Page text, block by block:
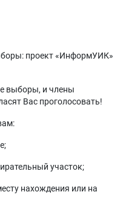
проект «ИнформУИК»
выборы, и члены
Вас проголосовать!
участок;
нахождения или на